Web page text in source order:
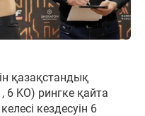
қазақстандық
KO) рингке қайта
кездесуін 6